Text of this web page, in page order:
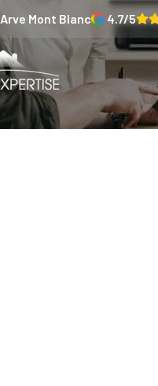
Arve Mont Blanc 4.7/5